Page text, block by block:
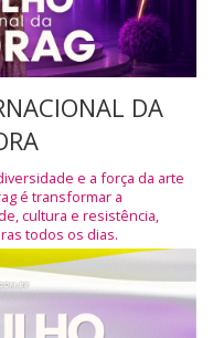
DA
e a força da arte
é transformar a
cultura e resistência,
todos os dias.